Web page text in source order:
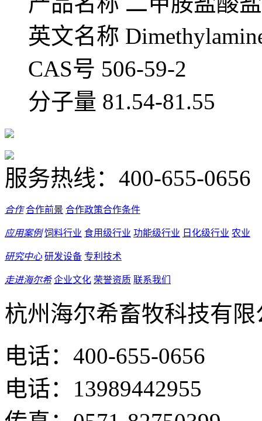
英文名称
CAS号 506-59-2
分子量 81.54-81.55
服务热线： 400-655-0656
合作 合作前景 合作政策合作条件
应用案例 饲料行业 食用级行业 功能级行业 日化级行业 农业
研究中心 研发设备 专利技术
走进海尔希 企业文化 荣誉资质 联系我们
杭州海尔希畜牧科技有限
电话：400-655-0656
电话：13989442955